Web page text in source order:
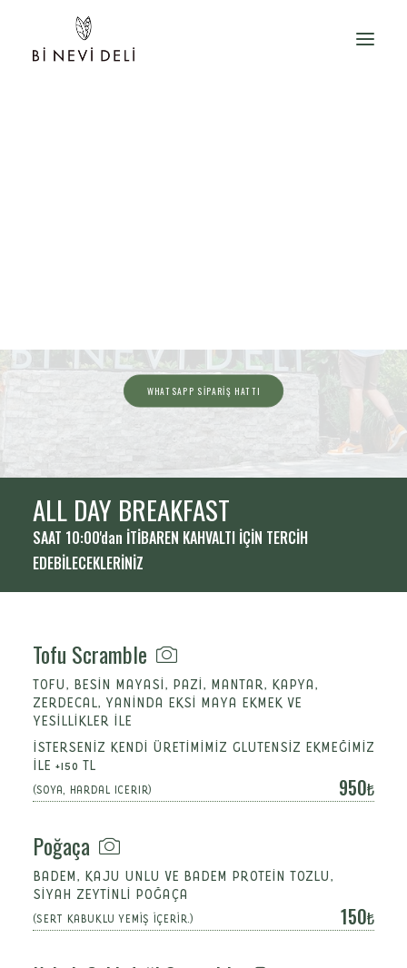
WHATSAPP SİPARİŞ HATTI
ALL DAY BREAKFAST
SAAT 10:00'dan İTİBAREN KAHVALTI İÇİN TERCİH
EDEBİLECEKLERİNİZ
Tofu Scramble
TOFU, BESIN MAYASI, PAZI, MANTAR, KAPYA,
ZERDECAL, YANINDA EKSI MAYA EKMEK VE
YESILLIKLER ILE
İSTERSENİZ KENDİ ÜRETİMİMİZ GLUTENSİZ EKMEĞİMİZ
İLE +150 TL
(SOYA, HARDAL ICERIR) 950
Poğaça
BADEM, KAJU UNLU VE BADEM PROTEİN TOZLU,
SİYAH ZEYTİNLİ POĞAÇA
(SERT KABUKLU YEMİŞ İÇERİR.) 150